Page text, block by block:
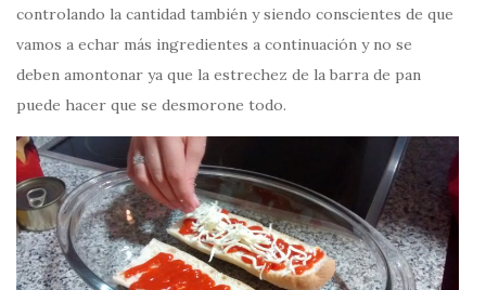
controlando la cantidad también y siendo conscientes de que
vamos a echar más ingredientes a continuación y no se
deben amontonar ya que la estrechez de la barra de pan
puede hacer que se desmorone todo.